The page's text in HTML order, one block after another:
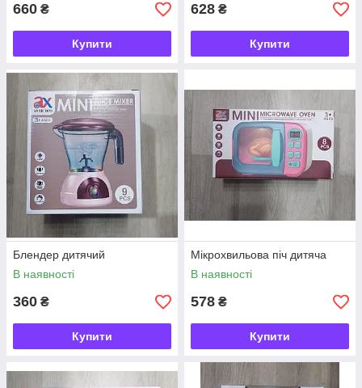
660 ₴
Купити
628 ₴
Купити
Блендер дитячий
В наявності
360 ₴
Купити
Мікрохвильова піч дитяча
В наявності
578 ₴
Купити